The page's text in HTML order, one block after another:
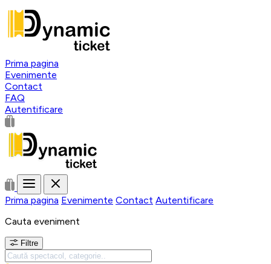
Prima pagina
Evenimente
Contact
FAQ
Autentificare
Prima pagina Evenimente Contact Autentificare
Cauta eveniment
Filtre